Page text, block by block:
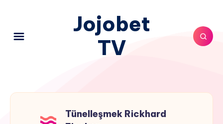
Jojobet
TV
Tünelleşmek Rickhard